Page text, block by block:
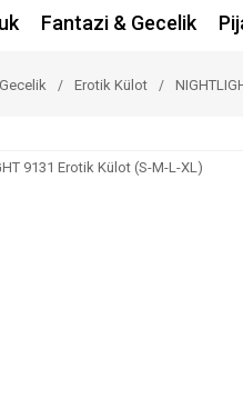
Fantazi & Gecelik
Erotik Külot